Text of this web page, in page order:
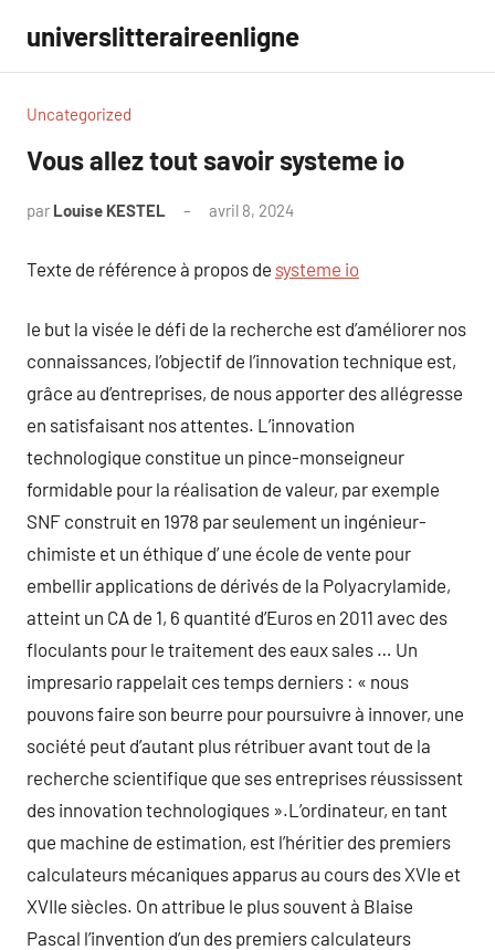
contenu
universlitteraireenligne
Uncategorized
Vous allez tout savoir systeme io
par Louise KESTEL avril 8, 2024
Texte de référence à propos de systeme io
le but la visée le défi de la recherche est d’améliorer nos
connaissances, l’objectif de l’innovation technique est,
grâce au d’entreprises, de nous apporter des allégresse
en satisfaisant nos attentes. L’innovation
technologique constitue un pince-monseigneur
formidable pour la réalisation de valeur, par exemple
SNF construit en 1978 par seulement un ingénieur-
chimiste et un éthique d’ une école de vente pour
embellir applications de dérivés de la Polyacrylamide,
atteint un CA de 1, 6 quantité d’Euros en 2011 avec des
floculants pour le traitement des eaux sales … Un
impresario rappelait ces temps derniers : « nous
pouvons faire son beurre pour poursuivre à innover, une
société peut d’autant plus rétribuer avant tout de la
recherche scientifique que ses entreprises réussissent
des innovation technologiques ».L’ordinateur, en tant
que machine de estimation, est l’héritier des premiers
calculateurs mécaniques apparus au cours des XVIe et
XVIIe siècles. On attribue le plus souvent à Blaise
Pascal l’invention d’un des premiers calculateurs